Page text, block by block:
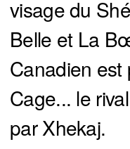
visage du
Belle et La
Canadien est
Cage... le
par Xhekaj.